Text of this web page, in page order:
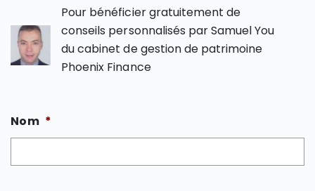
Pour bénéficier gratuitement de
conseils personnalisés par Samuel You
du cabinet de gestion de patrimoine
Phoenix Finance
Nom *